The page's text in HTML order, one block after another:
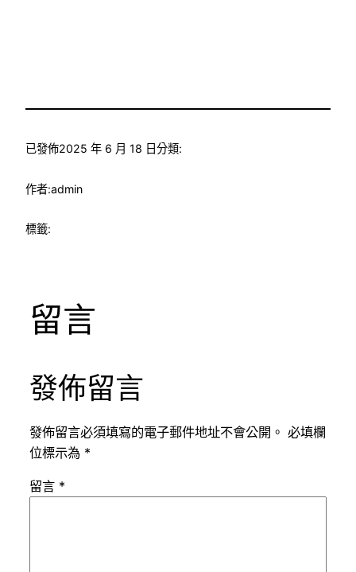
已發佈2025 年 6 月 18 日分類:
作者:admin
標籤:
留言
發佈留言
發佈留言必須填寫的電子郵件地址不會公開。 必填欄
位標示為 *
留言 *